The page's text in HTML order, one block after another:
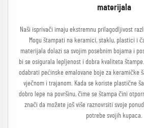
materijala
Naši isprivači imaju ekstremnu prilagodljivost
Mogu štampati na keramici, staklu, plastici i
materijala dolazi sa svojim posebnim bojama i
bi se osigurala lepljenost i dobra kvaliteta
odabrati pećinske emalovane boje za keramičke
vječnom i trajanom. Kada se koriste plastične
dobro lepe na površinu, čime se štampa čini
znači da možete još više raznovrsiti svoje
potrebe svojih kupaca.